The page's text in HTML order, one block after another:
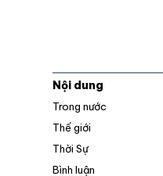
Nội dung
Trong nước
Thế giới
Thời Sự
Bình luận